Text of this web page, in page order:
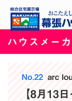
ハウスメー
No.22 arc
【8月13